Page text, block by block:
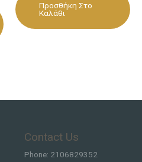
Προσθήκη Στο
Καλάθι
Contact Us
Phone: 2106829352